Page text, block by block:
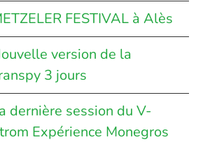
FESTIVAL à Alès
version de la
3 jours
dernière session du V-
Expérience Monegros